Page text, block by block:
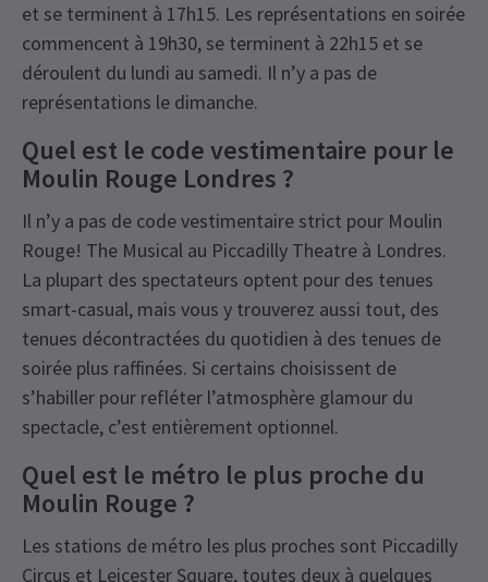
et se terminent à 17h15. Les représentations en soirée
commencent à 19h30, se terminent à 22h15 et se
déroulent du lundi au samedi. Il n’y a pas de
représentations le dimanche.
Quel est le code vestimentaire pour le
Moulin Rouge Londres ?
Il n’y a pas de code vestimentaire strict pour Moulin
Rouge! The Musical au Piccadilly Theatre à Londres.
La plupart des spectateurs optent pour des tenues
smart-casual, mais vous y trouverez aussi tout, des
tenues décontractées du quotidien à des tenues de
soirée plus raffinées. Si certains choisissent de
s’habiller pour refléter l’atmosphère glamour du
spectacle, c’est entièrement optionnel.
Quel est le métro le plus proche du
Moulin Rouge ?
Les stations de métro les plus proches sont Piccadilly
Circus et Leicester Square, toutes deux à quelques